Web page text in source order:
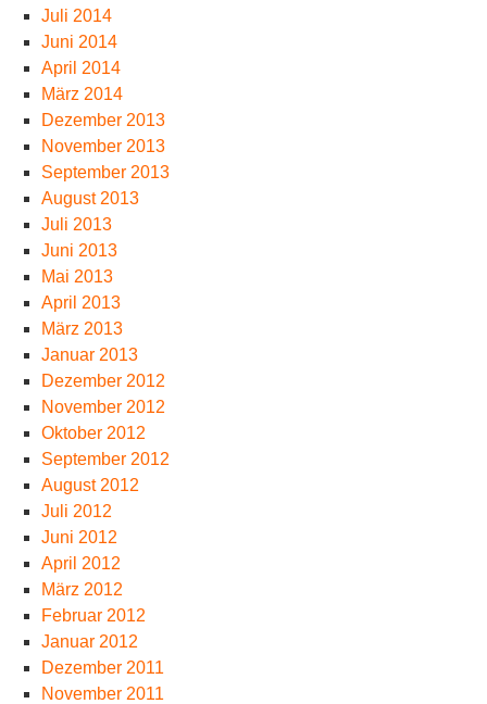
Juli 2014
Juni 2014
April 2014
März 2014
Dezember 2013
November 2013
September 2013
August 2013
Juli 2013
Juni 2013
Mai 2013
April 2013
März 2013
Januar 2013
Dezember 2012
November 2012
Oktober 2012
September 2012
August 2012
Juli 2012
Juni 2012
April 2012
März 2012
Februar 2012
Januar 2012
Dezember 2011
November 2011